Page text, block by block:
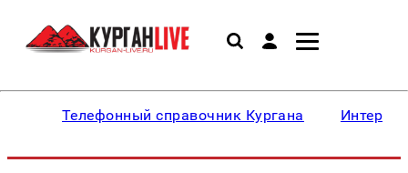
Телефонный справочник Кургана